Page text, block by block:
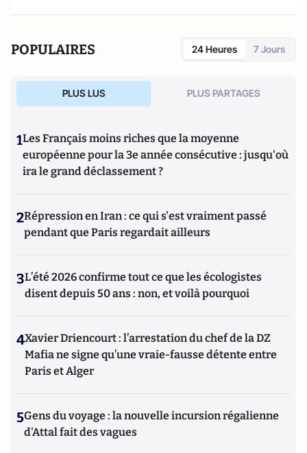
POPULAIRES 24 Heures 7 Jours
PLUS LUS PLUS PARTAGES
1Les Français moins riches que la moyenne
européenne pour la 3e année consécutive : jusqu'où
ira le grand déclassement ?
2Répression en Iran : ce qui s'est vraiment passé
pendant que Paris regardait ailleurs
3L’été 2026 confirme tout ce que les écologistes
disent depuis 50 ans : non, et voilà pourquoi
4Xavier Driencourt : l’arrestation du chef de la DZ
Mafia ne signe qu’une vraie-fausse détente entre
Paris et Alger
5Gens du voyage : la nouvelle incursion régalienne
d'Attal fait des vagues